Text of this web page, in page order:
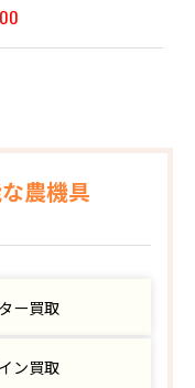
農機具
ー買取
ン買取